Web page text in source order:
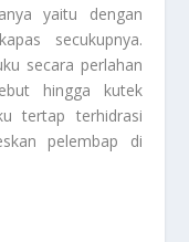
yaitu dengan
secukupnya.
secara perlahan
hingga kutek
tertap terhidrasi
pelembap di